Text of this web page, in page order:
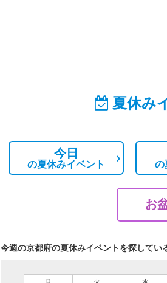
夏休み
今日
の夏休みイベント の
お
今週の京都府の夏休みイベントを探してい